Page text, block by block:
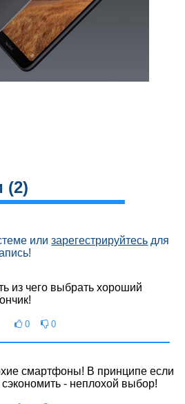
(2)
илизарегестрируйтесь для
из чего выбрать хороший
0 0
смартфоны! В принципе если
- неплохой выбор!